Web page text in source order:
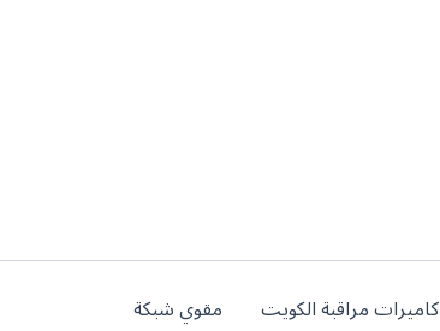
كاميرات مراقبة الكويت مقوي شبكة